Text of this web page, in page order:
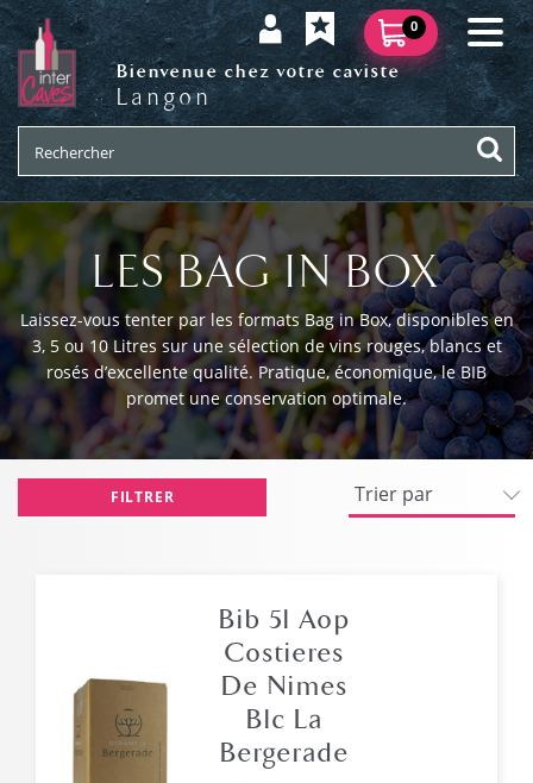
0
Bienvenue chez votre caviste
Langon
LES BAG IN BOX
Laissez-vous tenter par les formats Bag in Box, disponibles en
3, 5 ou 10 Litres sur une sélection de vins rouges, blancs et
rosés d’excellente qualité. Pratique, économique, le BIB
promet une conservation optimale.
FILTRER
Bib 5l Aop
Costieres
De Nimes
Blc La
Bergerade